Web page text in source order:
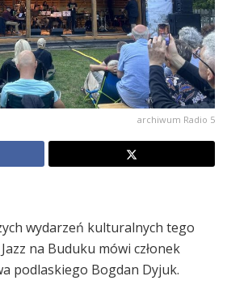
archiwum Radio 5
wydarzeń kulturalnych tego
na Buduku mówi członek
podlaskiego Bogdan Dyjuk.